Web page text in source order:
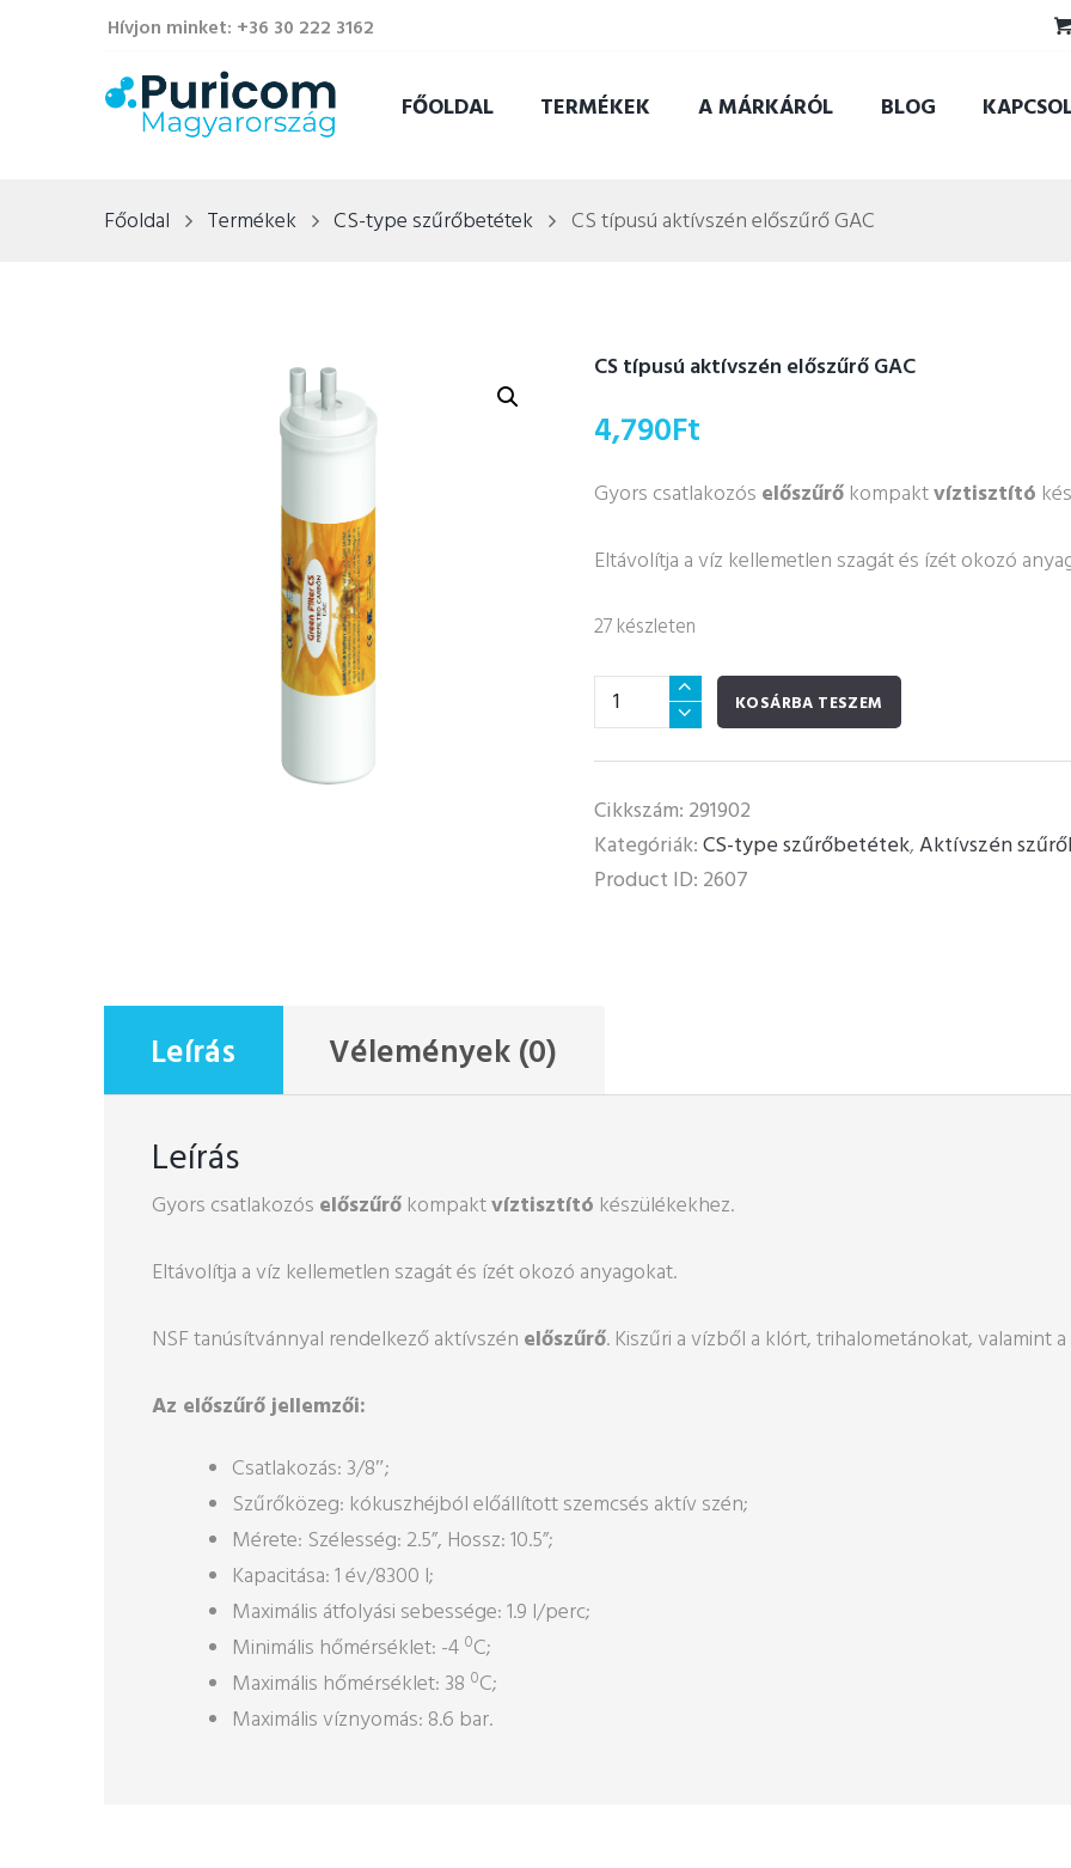
Hívjon minket: +36 30 222 3162
FŐOLDAL TERMÉKEK A MÁRKÁRÓL BLOG
Főoldal Termékek CS-type szűrőbetétek CS típusú aktívszén előszűrő GAC
CS típusú aktívszén előszűrő GAC
4,790Ft
Gyors csatlakozós előszűrőkompaktvíztisztító
Eltávolítja a víz kellemetlen szagát és ízét okozó
27 készleten
CS
típusú
aktívszén
előszűrő
GAC
mennyiség
KOSÁRBA TESZEM
Cikkszám: 291902
Kategóriák:CS-type szűrőbetétek,Aktívszén
Product ID: 2607
Leírás Vélemények (0)
Leírás
Gyors csatlakozós előszűrőkompaktvíztisztító készülékekhez.
Eltávolítja a víz kellemetlen szagát és ízét okozó anyagokat.
NSF tanúsítvánnyal rendelkező aktívszén előszűrő. Kiszűri a vízből a klórt, trihalometánokat, valamint
Az előszűrő jellemzői:
Csatlakozás: 3/8″;
Szűrőközeg: kókuszhéjból előállított szemcsés aktív szén;
Mérete: Szélesség: 2.5”, Hossz: 10.5”;
Kapacitása: 1 év/8300 l;
Maximális átfolyási sebessége: 1.9 l/perc;
Minimális hőmérséklet: -4 0C;
Maximális hőmérséklet: 38 0C;
Maximális víznyomás: 8.6 bar.